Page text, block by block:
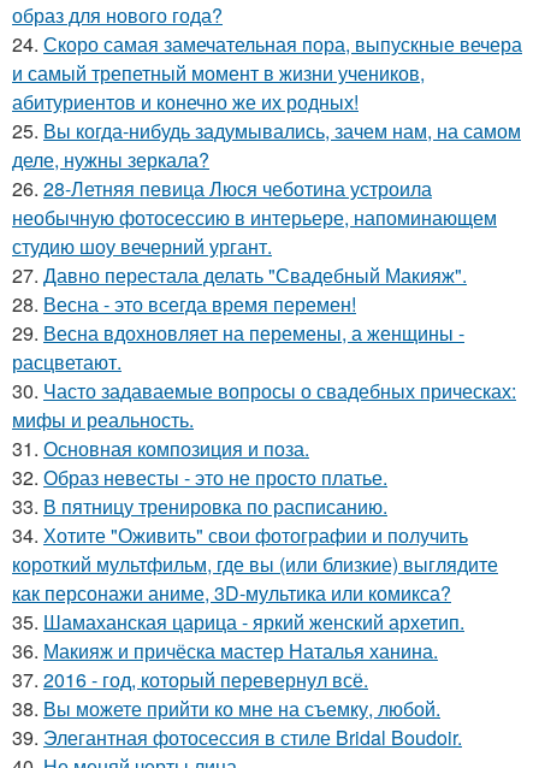
образ для нового года?
24. Скоро самая замечательная пора, выпускные вечера
и самый трепетный момент в жизни учеников,
абитуриентов и конечно же их родных!
25. Вы когда-нибудь задумывались, зачем нам, на самом
деле, нужны зеркала?
26. 28-Летняя певица Люся чеботина устроила
необычную фотосессию в интерьере, напоминающем
студию шоу вечерний ургант.
27. Давно перестала делать "Свадебный Макияж".
28. Весна - это всегда время перемен!
29. Весна вдохновляет на перемены, а женщины -
расцветают.
30. Часто задаваемые вопросы о свадебных прическах:
мифы и реальность.
31. Основная композиция и поза.
32. Образ невесты - это не просто платье.
33. В пятницу тренировка по расписанию.
34. Хотите "Оживить" свои фотографии и получить
короткий мультфильм, где вы (или близкие) выглядите
как персонажи аниме, 3D-мультика или комикса?
35. Шамаханская царица - яркий женский архетип.
36. Макияж и причёска мастер Наталья ханина.
37. 2016 - год, который перевернул всё.
38. Вы можете прийти ко мне на съемку, любой.
39. Элегантная фотосессия в стиле Bridal Boudoir.